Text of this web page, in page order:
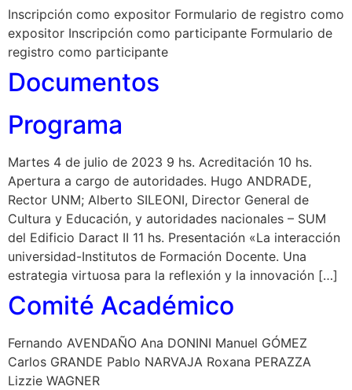
Inscripción como expositor Formulario de registro como
expositor Inscripción como participante Formulario de
registro como participante
Documentos
Programa
Martes 4 de julio de 2023 9 hs. Acreditación 10 hs.
Apertura a cargo de autoridades. Hugo ANDRADE,
Rector UNM; Alberto SILEONI, Director General de
Cultura y Educación, y autoridades nacionales – SUM
del Edificio Daract II 11 hs. Presentación «La interacción
universidad-Institutos de Formación Docente. Una
estrategia virtuosa para la reflexión y la innovación […]
Comité Académico
Fernando AVENDAÑO Ana DONINI Manuel GÓMEZ
Carlos GRANDE Pablo NARVAJA Roxana PERAZZA
Lizzie WAGNER